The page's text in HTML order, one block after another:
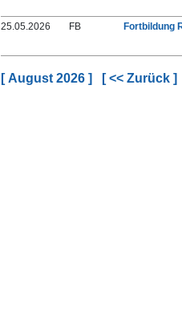
25.05.2026 FB Fortbildung
[ August 2026 ] [ << Zurück ]